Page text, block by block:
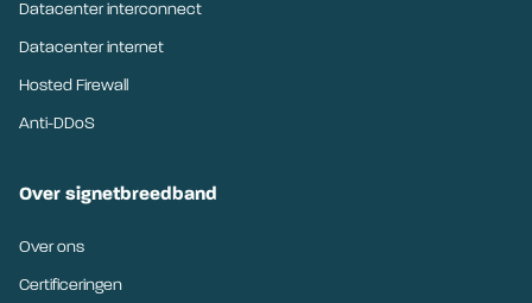
Datacenter interconnect
Datacenter internet
Hosted Firewall
Anti-DDoS
Over signetbreedband
Over ons
Certificeringen